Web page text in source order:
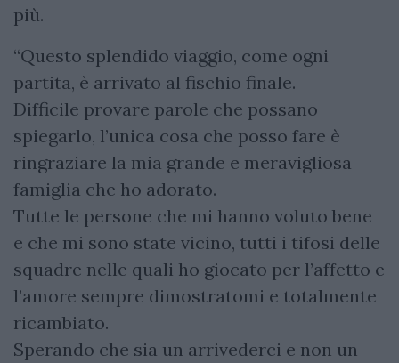
più.
“Questo splendido viaggio, come ogni
partita, è arrivato al fischio finale.
Difficile provare parole che possano
spiegarlo, l’unica cosa che posso fare è
ringraziare la mia grande e meravigliosa
famiglia che ho adorato.
Tutte le persone che mi hanno voluto bene
e che mi sono state vicino, tutti i tifosi delle
squadre nelle quali ho giocato per l’affetto e
l’amore sempre dimostratomi e totalmente
ricambiato.
Sperando che sia un arrivederci e non un